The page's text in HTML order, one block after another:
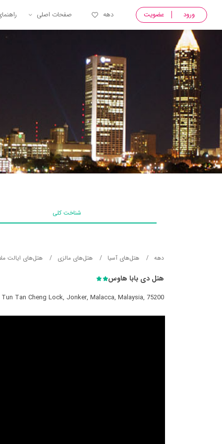
ورود عضویت دهه صفحات اصلی
شناخت کلی
دهه هتل‌های آسيا هتل‌های مالزی هتل‌های ایالت
هتل دی بابا هاوس
Tan Cheng Lock, Jonker, Malacca, Malaysia, 75200